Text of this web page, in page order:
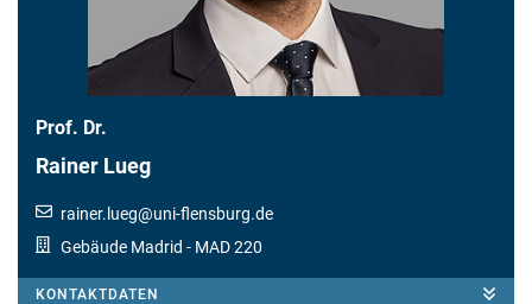
Prof. Dr.
Rainer Lueg
rainer.lueg@uni-flensburg.de
Gebäude Madrid - MAD 220
KONTAKTDATEN